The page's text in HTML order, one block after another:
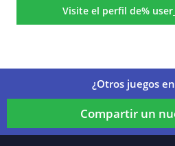
Visite el perfil de%
¿Otros juegos
Compartir un